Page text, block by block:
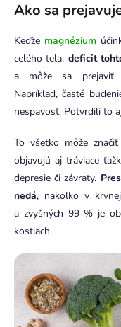
Ako sa
Keďže magnézium
celého tela, deficit
a môže sa prejaviť
Napríklad, časté
nespavosť. Potvrdili to
To všetko môže
objavujú aj tráviace
depresie či závraty.
nedá, nakoľko v
a zvyšných 99 % je
kostiach.